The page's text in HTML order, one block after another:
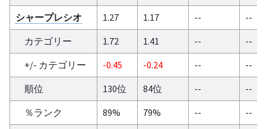
シャープレシオ
1.27 1.17 --
--
カテゴリー
1.72 1.41 --
--
+/- カテゴリー
-0.45 -0.24 --
--
順位
130位 84位 --
--
％ランク
89% 79% --
--